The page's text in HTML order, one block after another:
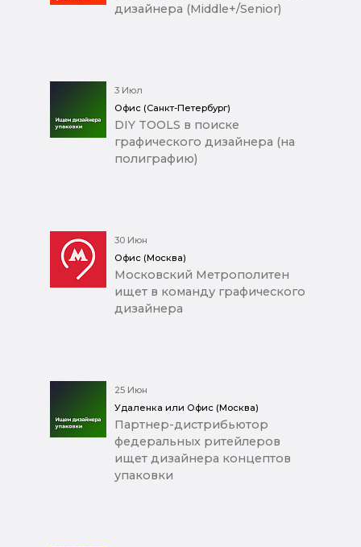
дизайнера (Middle+/Senior)
3 Июл
Офис (Санкт-Петербург)
DIY TOOLS в поиске
графического дизайнера (на
полиграфию)
30 Июн
Офис (Москва)
Московский Метрополитен
ищет в команду графического
дизайнера
25 Июн
Удаленка или Офис (Москва)
Партнер-дистрибьютор
федеральных ритейлеров
ищет дизайнера концептов
упаковки